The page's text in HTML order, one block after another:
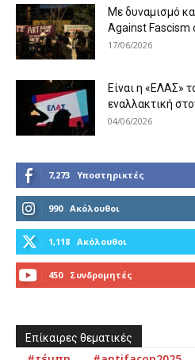
Με δυναμισμό
Against Fascism
17/06/2026
Είναι η «ΕΛΑΣ»
εναλλακτική
04/06/2026
7,273 Υποστηρικτές
990 Ακόλουθοι
1,118 Ακόλουθοι
450 Συνδρομητές
Επίκαιρες θεματικές